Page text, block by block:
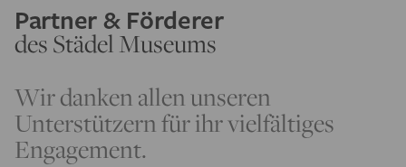
Partner & Förderer
des Städel Museums
Wir danken allen unseren
Unterstützern für ihr vielfältiges
Engagement.